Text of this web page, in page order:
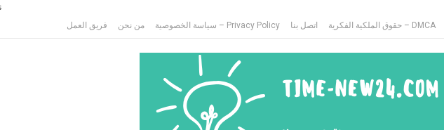
DMCA – حقوق الملكية الفكرية اتصل بنا Privacy Policy – سياسة الخصوصية من نحن فريق العمل